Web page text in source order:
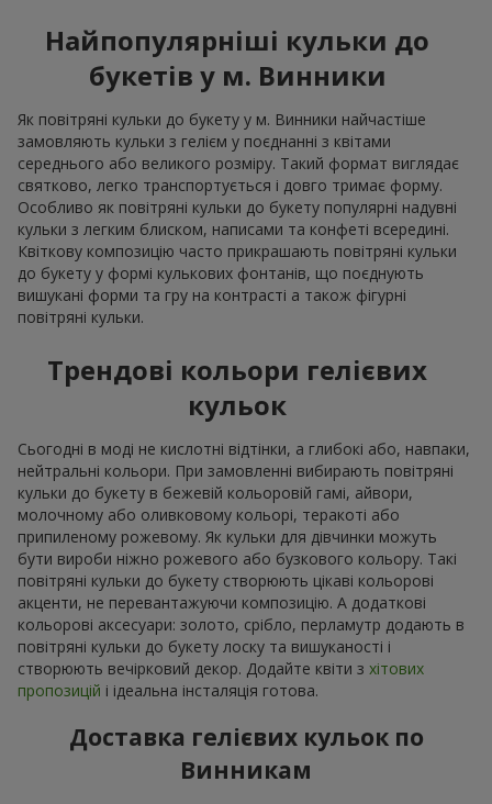
Найпопулярніші кульки до
букетів у м. Винники
Як повітряні кульки до букету у м. Винники найчастіше
замовляють кульки з гелієм у поєднанні з квітами
середнього або великого розміру. Такий формат виглядає
святково, легко транспортується і довго тримає форму.
Особливо як повітряні кульки до букету популярні надувні
кульки з легким блиском, написами та конфеті всередині.
Квіткову композицію часто прикрашають повітряні кульки
до букету у формі кулькових фонтанів, що поєднують
вишукані форми та гру на контрасті а також фігурні
повітряні кульки.
Трендові кольори гелієвих
кульок
Сьогодні в моді не кислотні відтінки, а глибокі або, навпаки,
нейтральні кольори. При замовленні вибирають повітряні
кульки до букету в бежевій кольоровій гамі, айвори,
молочному або оливковому кольорі, теракоті або
припиленому рожевому. Як кульки для дівчинки можуть
бути вироби ніжно рожевого або бузкового кольору. Такі
повітряні кульки до букету створюють цікаві кольорові
акценти, не перевантажуючи композицію. А додаткові
кольорові аксесуари: золото, срібло, перламутр додають в
повітряні кульки до букету лоску та вишуканості і
створюють вечірковий декор. Додайте квіти з хітових
пропозицій і ідеальна інсталяція готова.
Доставка гелієвих кульок по
Винникам